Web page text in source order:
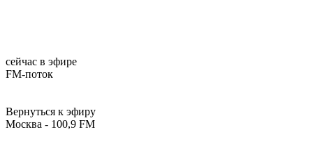
сейчас в эфире
FM-поток
Вернуться к эфиру
Москва - 100,9 FM